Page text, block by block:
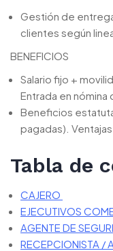
Gestión de
clientes según
BENEFICIOS
Salario fijo +
Entrada en
Beneficios
pagadas).
Tabla de
CAJERO
EJECUTIVOS
AGENTE DE
RECEPCIONISTA /